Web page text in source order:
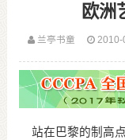
欧洲
兰亭书童 2010-
站在巴黎的制高